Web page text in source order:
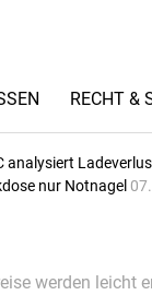
RECHT &
analysiert
nur Notnagel
werden leicht